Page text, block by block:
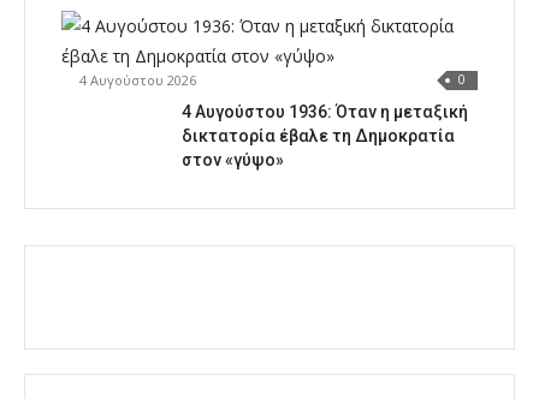
4 Αυγούστου 2026 0
4 Αυγούστου 1936: Όταν η μεταξική
δικτατορία έβαλε τη Δημοκρατία
στον «γύψο»